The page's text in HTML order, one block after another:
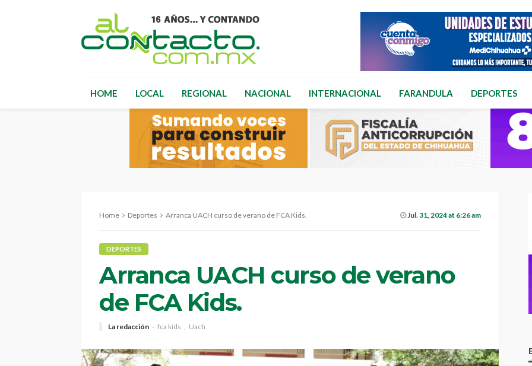
HOME LOCAL REGIONAL NACIONAL INTERNACIONAL FARANDULA DEPORTES
Home Deportes Arranca UACH curso de verano de FCA Kids. Jul. 31, 2024 at 6:26 am
DEPORTES
Arranca UACH curso de verano
de FCA Kids.
La redacción fca kids Uach